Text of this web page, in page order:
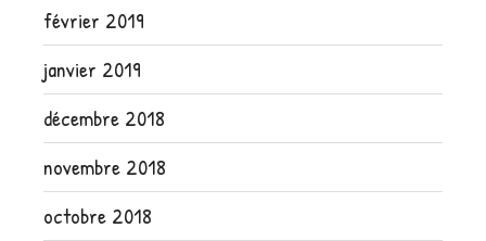
février 2019
janvier 2019
décembre 2018
novembre 2018
octobre 2018